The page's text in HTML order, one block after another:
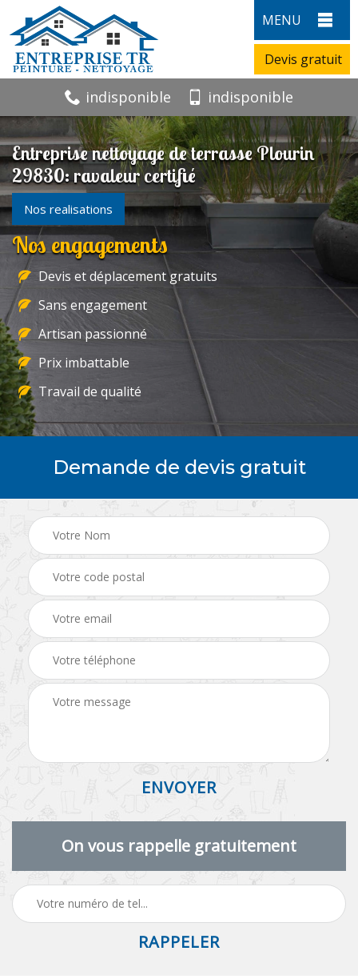
MENU
Devis gratuit
indisponible indisponible
Entreprise nettoyage de terrasse Plourin
29830: ravaleur certifié
Nos realisations
Nos engagements
Devis et déplacement gratuits
Sans engagement
Artisan passionné
Prix imbattable
Travail de qualité
Demande de devis gratuit
On vous rappelle gratuitement